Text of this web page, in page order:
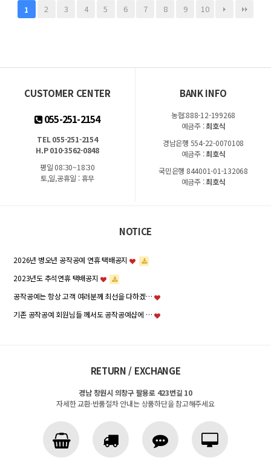
1 2 3 4 5 6 7 8 9 10
CUSTOMER CENTER
055-251-2154
TEL 055-251-2154
H.P 010-3562-0848
평일 08:30~18:30
토,일,공휴일 : 휴무
BANK INFO
농협:888-12-199268
예금주 :최호식
경남은행 554-22-0070108
예금주 :최호식
국민은행 844001-01-132068
예금주 :최호식
NOTICE
2026년 병오년 공작공예 연휴 택배공지
2023년도 추석연휴 택배공지
공작공예는 항상 고객 여러분께 최선을 다하겠…
기존 공작공예 회원님들 께서도 공작공예샵에 …
RETURN / EXCHANGE
경남 창원시 의창구 팔용로 423번길 10
자세한 교환·반품절차 안내는 상품하단을 참고해주세요